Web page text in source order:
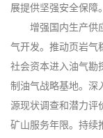
展提供坚强安全保障。
增强国内生产供
气开发。推动页岩气
社会资本进入油气勘
制油气战略基地。深
源现状调查和潜力评
矿山服务年限。持续